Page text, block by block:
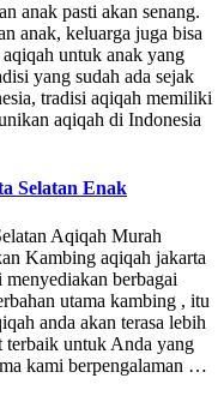
anak pasti akan senang.
anak, keluarga juga bisa
untuk anak yang
yang sudah ada sejak
tradisi aqiqah memiliki
aqiqah di Indonesia
Selatan Enak
Aqiqah Murah
Kambing aqiqah jakarta
menyediakan berbagai
utama kambing , itu
anda akan terasa lebih
terbaik untuk Anda yang
kami berpengalaman …